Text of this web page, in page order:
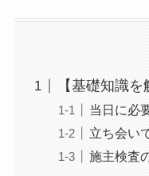
【基礎知識
当日に必
立ち会い
施主検査